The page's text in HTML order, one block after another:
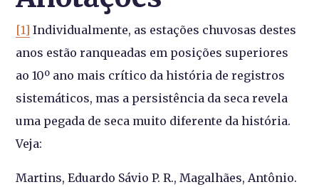
[1] Individualmente, as estações chuvosas destes
anos estão ranqueadas em posições superiores
ao 10º ano mais crítico da história de registros
sistemáticos, mas a persistência da seca revela
uma pegada de seca muito diferente da história.
Veja:
Martins, Eduardo Sávio P. R., Magalhães, Antônio.